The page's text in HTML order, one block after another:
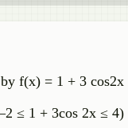
f(x) = 1 + 3 cos2x
≤ 1 + 3cos 2x ≤ 4)